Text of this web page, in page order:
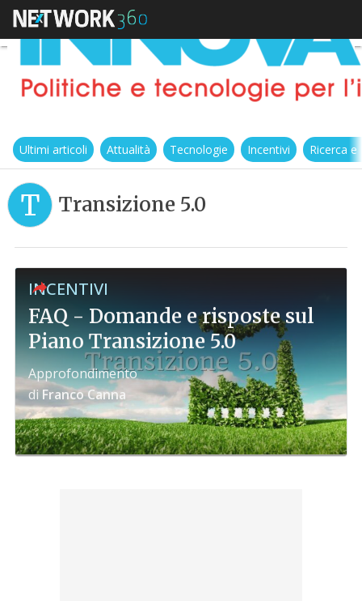
Ultimi articoli Attualità Tecnologie Incentivi Ricerca
T Transizione 5.0
INCENTIVI
FAQ - Domande e risposte sul
Piano Transizione 5.0
Approfondimento
diFranco Canna